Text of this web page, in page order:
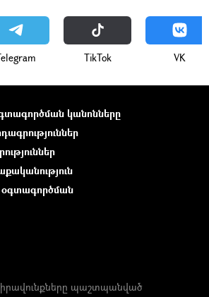
ТikТоk VK
կանոնները
օգտագործման
իրավունքները պաշտպանված